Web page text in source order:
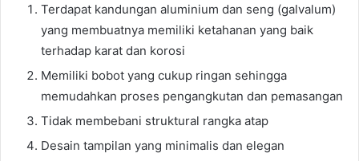
Terdapat kandungan aluminium dan seng (galvalum)
yang membuatnya memiliki ketahanan yang baik
terhadap karat dan korosi
Memiliki bobot yang cukup ringan sehingga
memudahkan proses pengangkutan dan pemasangan
Tidak membebani struktural rangka atap
Desain tampilan yang minimalis dan elegan